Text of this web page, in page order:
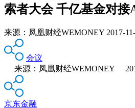
索者大会 千亿基金对接
来源： 凤凰财经WEMONEY 2017-
会议
来源：凤凰财经WEMONEY
京东金融